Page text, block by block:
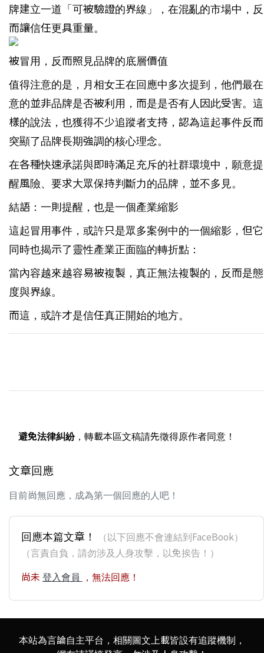
牌建立一道「可被驗證的界線」，在混亂的市場中，反
而讓信任更具重量。
被冒用，反而照見品牌的底層價值
值得注意的是，月相女王在回應中多次提到，他們最在
意的並非品牌是否被利用，而是是否有人因此受害。這
樣的說法，也獲得不少追蹤者支持，認為這起事件反而
突顯了品牌長期強調的核心理念。
在各種快速承諾與即時滿足充斥的社群環境中，願意提
醒風險、要求大眾保持判斷力的品牌，並不多見。
結語：一則提醒，也是一個產業縮影
這起冒用事件，或許只是眾多案例中的一個縮影，但它
同時也揭示了靈性產業正面臨的轉折點：
當內容越來越容易被複製，真正無法複製的，反而是態
度與界線。
而這，或許才是信任真正開始的地方。
避免法律糾紛，轉載本區文稿請先徵得原作者同意！
文章回應
目前尚無回應，成為第一個回應的人吧！
回應本篇文章！
（以下回應不會連結到FaceBook）
（言責自負，請勿涉及人身攻擊，以免挨告！）
尚未 登入會員 ，無法回應！
本站為言論自主平台，相關圖文上載皆設有追蹤機制，